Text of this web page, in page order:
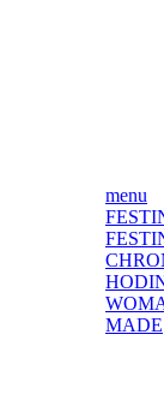
menu
MADE